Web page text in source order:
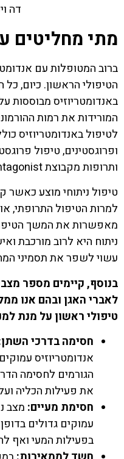
מתי מחליטים
ברוב המטופלות עם
הטיפולי הראשון. כיום,
באנדומטריוזיס מבוססות
המורידות את רמות
לטיפול באנדומטריוזיס
ופרוגסטינים, טיפול
ותרופות מקבוצת GnRH antagonist.
טיפול ניתוחי מוצע כאשר
למרות הטיפול התרופתי,
מאפשרות את המשך
ניתוח היא לרוב מורכבת
עשוי לשפר את תסמיני
בנוסף, קיימים מספר
לאברי האגן ובהם אנו
טיפולי ראשון על מנת
חסימה בדרכי
אנדומטריוזיס
הגורמים לחסימה
את פעילות הכליה
חסימת מעיים: מצב
עמוקים גדולים
בפעילות המעי ואף